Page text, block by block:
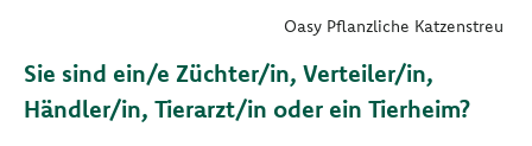
Oasy Pflanzliche Katzenstreu
Sie sind ein/e Züchter/in, Verteiler/in,
Händler/in, Tierarzt/in oder ein Tierheim?